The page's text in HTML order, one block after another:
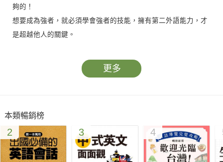
夠的！
想要成為強者，就必須學會強者的技能，擁有第二外語能力，才
是超越他人的關鍵。
更多
本類暢銷榜
2 3 4